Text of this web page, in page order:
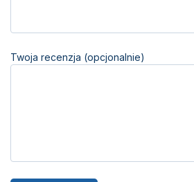
Twoja recenzja (opcjonalnie)